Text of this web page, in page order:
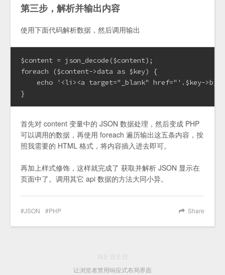
第三步，解析并输出内容
使用下面代码解析数据，然后调用输出
$content = json_decode($content);
foreach ($content->data as $key) {
echo '<li><a target="_blank" href="'.$key-
}
首先对 content 变量中的 JSON 数据处理，然后变成 PHP
可以调用的数据，再使用 foreach 遍历输出这五条内容，按
照我需要的 HTML 格式，将内容插入进去即可。
再加上样式修饰，这样就完成了 获取并解析 JSON 显示在
页面中了。调用其它 api 数据的方法大同小异。
Share
JSON PHP
NEWER
让浏览者禁用响应式布局界面